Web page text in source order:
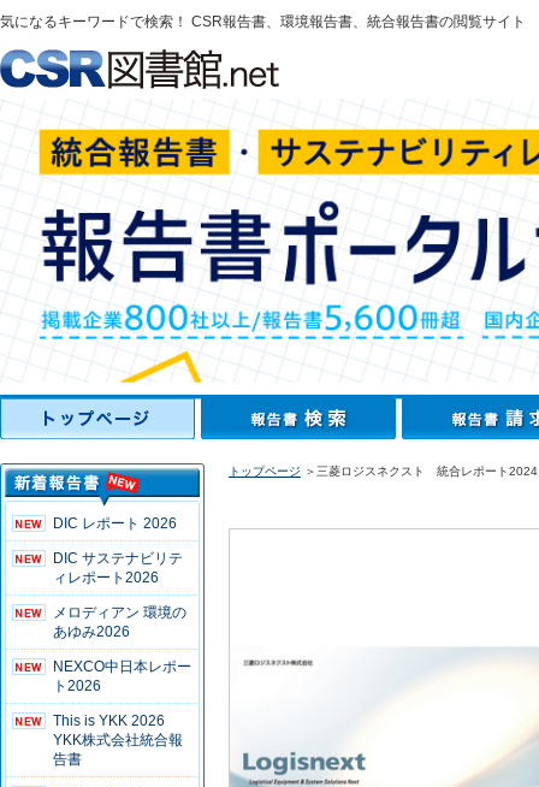
気になるキーワードで検索！ CSR報告書、環境報告書、統合報告書の閲覧サイト
DIC レポート 2026
DIC サステナビリテ
ィレポート2026
メロディアン 環境の
あゆみ2026
NEXCO中日本レポー
ト2026
This is YKK 2026
YKK株式会社統合報
告書
トップページ ＞三菱ロジスネクスト 統合レポート2024